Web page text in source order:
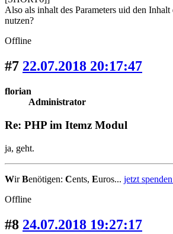
Also als inhalt des Parameters uid den
nutzen?
Offline
#7 22.07.2018 20:17:47
florian
Administrator
Re: PHP im Itemz Modul
ja, geht.
WirBenötigen: Cents, Euros... jetzt
Offline
#8 24.07.2018 19:27:17